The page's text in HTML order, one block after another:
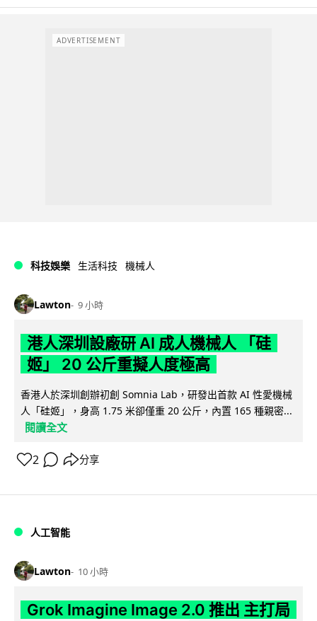
ADVERTISEMENT
科技娛樂 生活科技 機械人
Lawton 9 小時
港人深圳設廠研 AI 成人機械人 「硅
姬」 20 公斤重擬人度極高
香港人於深圳創辦初創 Somnia Lab，研發出首款 AI 性愛機械
人「硅姬」，身高 1.75 米卻僅重 20 公斤，內置 165 種親密...
閱讀全文
2 分享
人工智能
Lawton 10 小時
Grok Imagine Image 2.0 推出 主打局